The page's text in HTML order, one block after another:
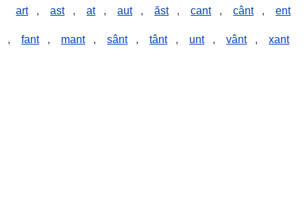
art , ast , at , aut , ăst , cant , cânt , ent
, fant , mant , sânt , tânt , unt , vânt , xant